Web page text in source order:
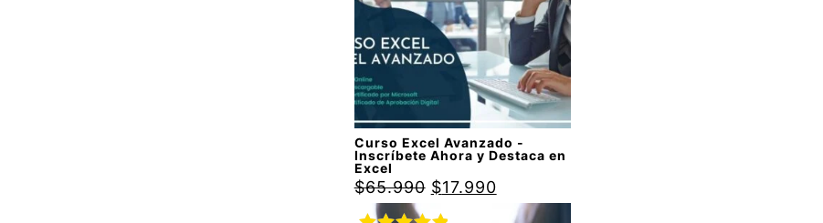
Curso Excel Avanzado -
Inscríbete Ahora y Destaca en
Excel
$65.990 $17.990